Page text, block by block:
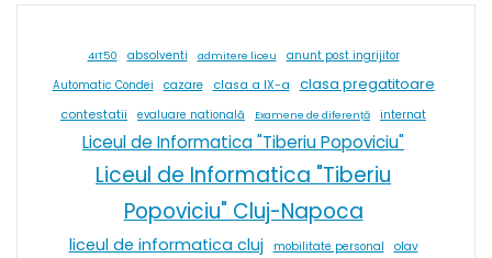
4IT50 absolventi admitere liceu anunt post ingrijitor
Automatic Condei cazare clasa a IX-a clasa pregatitoare
contestatii evaluare natională Examene de diferență internat
Liceul de Informatica "Tiberiu Popoviciu"
Liceul de Informatica "Tiberiu
Popoviciu" Cluj-Napoca
liceul de informatica cluj mobilitate personal
olav